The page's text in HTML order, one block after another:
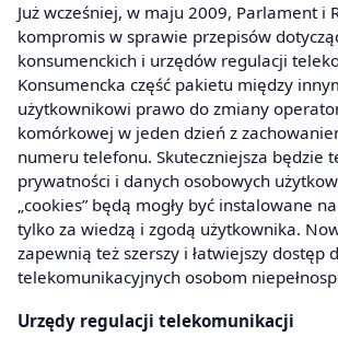
Już wcześniej, w maju 2009, Parlament i
kompromis w sprawie przepisów
konsumenckich i urzędów regulacji
Konsumencka część pakietu między
użytkownikowi prawo do zmiany
komórkowej w jeden dzień z
numeru telefonu. Skuteczniejsza będzie
prywatności i danych osobowych
„cookies” będą mogły być instalowane
tylko za wiedzą i zgodą użytkownika.
zapewnią też szerszy i łatwiejszy dostęp
telekomunikacyjnych osobom
Urzędy regulacji telekomunikacji